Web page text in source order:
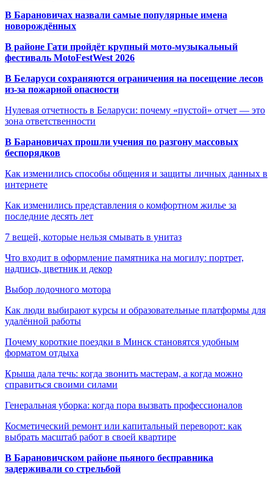
В Барановичах назвали самые популярные имена
новорождённых
В районе Гати пройдёт крупный мото-музыкальный
фестиваль MotoFestWest 2026
В Беларуси сохраняются ограничения на посещение лесов
из-за пожарной опасности
Нулевая отчетность в Беларуси: почему «пустой» отчет — это
зона ответственности
В Барановичах прошли учения по разгону массовых
беспорядков
Как изменились способы общения и защиты личных данных в
интернете
Как изменились представления о комфортном жилье за
последние десять лет
7 вещей, которые нельзя смывать в унитаз
Что входит в оформление памятника на могилу: портрет,
надпись, цветник и декор
Выбор лодочного мотора
Как люди выбирают курсы и образовательные платформы для
удалённой работы
Почему короткие поездки в Минск становятся удобным
форматом отдыха
Крыша дала течь: когда звонить мастерам, а когда можно
справиться своими силами
Генеральная уборка: когда пора вызвать профессионалов
Косметический ремонт или капитальный переворот: как
выбрать масштаб работ в своей квартире
В Барановичском районе пьяного бесправника
задерживали со стрельбой